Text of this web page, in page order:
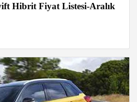
Hibrit Fiyat Listesi-Aralık